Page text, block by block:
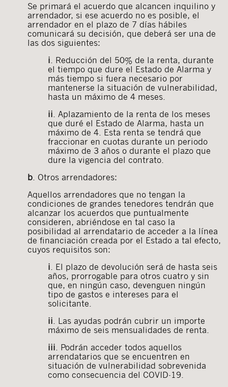
Se primará el acuerdo que alcancen inquilino y
arrendador, si ese acuerdo no es posible, el
arrendador en el plazo de 7 días hábiles
comunicará su decisión, que deberá ser una de
las dos siguientes:
i. Reducción del 50% de la renta, durante
el tiempo que dure el Estado de Alarma y
más tiempo si fuera necesario por
mantenerse la situación de vulnerabilidad,
hasta un máximo de 4 meses.
ii. Aplazamiento de la renta de los meses
que duré el Estado de Alarma, hasta un
máximo de 4. Esta renta se tendrá que
fraccionar en cuotas durante un periodo
máximo de 3 años o durante el plazo que
dure la vigencia del contrato.
b. Otros arrendadores:
Aquellos arrendadores que no tengan la
condiciones de grandes tenedores tendrán que
alcanzar los acuerdos que puntualmente
consideren, abriéndose en tal caso la
posibilidad al arrendatario de acceder a la línea
de financiación creada por el Estado a tal efecto,
cuyos requisitos son:
i. El plazo de devolución será de hasta seis
años, prorrogable para otros cuatro y sin
que, en ningún caso, devenguen ningún
tipo de gastos e intereses para el
solicitante.
ii. Las ayudas podrán cubrir un importe
máximo de seis mensualidades de renta.
iii. Podrán acceder todos aquellos
arrendatarios que se encuentren en
situación de vulnerabilidad sobrevenida
como consecuencia del COVID-19.